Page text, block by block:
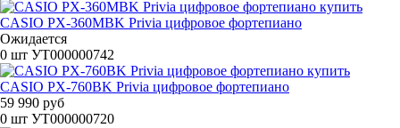
CASIO PX-360MBK Privia цифровое фортепиано
Ожидается
0 шт УТ000000742
CASIO PX-760BK Privia цифровое фортепиано
59 990 руб
0 шт УТ000000720